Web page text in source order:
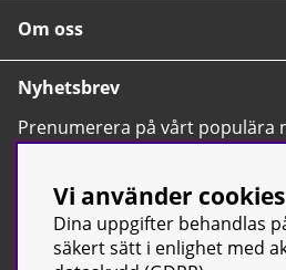
Om oss
Nyhetsbrev
Prenumerera på vårt populära
tips, nyheter och våra allra
Vi använder cookies
Dina uppgifter behandlas
säkert sätt i enlighet med